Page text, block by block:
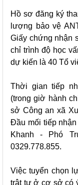
Hồ sơ đăng ký
lượng bảo vệ
Giấy chứng nhận
chỉ trình độ học
dự kiến là 40 Tổ
Thời gian tiếp
(trong giờ hành
sở Công an xã
Đầu mối tiếp
Khanh - Phó
0329.778.855.
Việc tuyển chọn
trật tự ở cơ sở có